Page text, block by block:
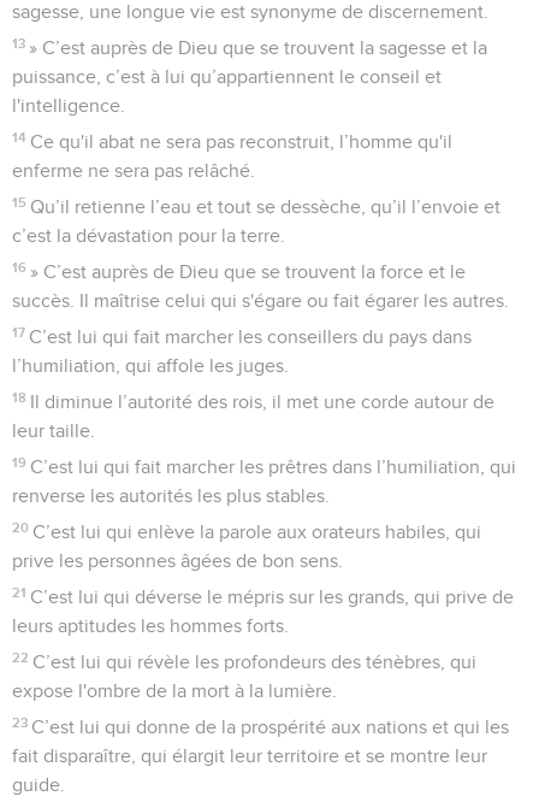
sagesse, une longue vie est synonyme de discernement.
13 » C’est auprès de Dieu que se trouvent la sagesse et la
puissance, c’est à lui qu’appartiennent le conseil et
l'intelligence.
14 Ce qu'il abat ne sera pas reconstruit, l’homme qu'il
enferme ne sera pas relâché.
15 Qu’il retienne l’eau et tout se dessèche, qu’il l’envoie et
c’est la dévastation pour la terre.
16 » C’est auprès de Dieu que se trouvent la force et le
succès. Il maîtrise celui qui s'égare ou fait égarer les autres.
17 C’est lui qui fait marcher les conseillers du pays dans
l’humiliation, qui affole les juges.
18 Il diminue l’autorité des rois, il met une corde autour de
leur taille.
19 C’est lui qui fait marcher les prêtres dans l’humiliation, qui
renverse les autorités les plus stables.
20 C’est lui qui enlève la parole aux orateurs habiles, qui
prive les personnes âgées de bon sens.
21 C’est lui qui déverse le mépris sur les grands, qui prive de
leurs aptitudes les hommes forts.
22 C’est lui qui révèle les profondeurs des ténèbres, qui
expose l'ombre de la mort à la lumière.
23 C’est lui qui donne de la prospérité aux nations et qui les
fait disparaître, qui élargit leur territoire et se montre leur
guide.